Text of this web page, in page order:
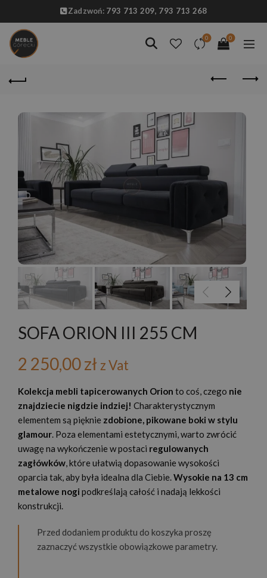
Zadzwoń: 793 713 209, 793 713 268
0 0
SOFA ORION III 255 CM
2 250,00zł z Vat
Kolekcja mebli tapicerowanych Orion to coś, czego nie
znajdziecie nigdzie indziej! Charakterystycznym
elementem są pięknie zdobione, pikowane boki w stylu
glamour. Poza elementami estetycznymi, warto zwrócić
uwagę na wykończenie w postaci regulowanych
zagłówków, które ułatwią dopasowanie wysokości
oparcia tak, aby była idealna dla Ciebie.Wysokie na 13 cm
metalowe nogi podkreślają całość i nadają lekkości
konstrukcji.
Przed dodaniem produktu do koszyka proszę
zaznaczyć wszystkie obowiązkowe parametry.